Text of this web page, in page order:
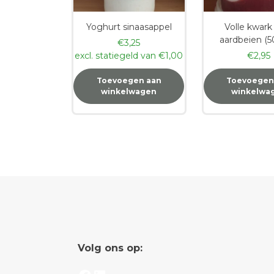
Yoghurt sinaasappel
€3,25
excl. statiegeld van€1,00
Toevoegen aan
winkelwagen
Volle
aardbeien
€2,95
Volg ons op: